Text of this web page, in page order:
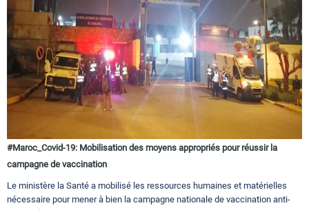
#Maroc_Covid-19: Mobilisation des moyens appropriés pour réussir la
campagne de vaccination
Le ministère la Santé a mobilisé les ressources humaines et matérielles
nécessaire pour mener à bien la campagne nationale de vaccination anti-